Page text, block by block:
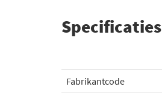
Specificaties
Fabrikantcode